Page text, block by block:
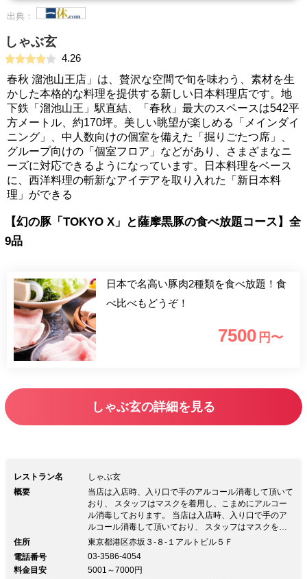
出典：
しゃぶ玄
4.26
春秋 溜池山王店」は、贅沢な空間で旬を味わう、素材を生
かした本格的な料理を提供する新しい日本料理店です。地
下鉄「溜池山王」駅直結、「春秋」最大のスペースは542平
方メートル、約170坪。美しい眺望が楽しめる「メインダイ
ニング」、中人数向けの個室を備えた「掘りごたつ席」、
グループ向けの「個室フロア」などがあり、さまざまなニ
ーズに対応できるようになっています。日本料理をベース
に、西洋料理の斬新なアイデアを取り入れた「新日本料
理」ができる
【幻の豚「TOKYO X」と薩摩黒豚の食べ放題コース】全
9品
日本で名高い豚肉2種類を食べ放題！食
べ比べもどうぞ！
7500 円〜
しゃぶ玄の詳細を見る
レストラン名
しゃぶ玄
概要
当店は入店時、入り口で手のアルコール消毒して頂いて
おり、 スタッフはマスクを着用し、こまめにアルコー
ル消毒しております。 当店は入店時、入り口で手のア
ルコール消毒して頂いており、 スタッフはマスクを着
用し、こまめにアルコール消毒しております。※ランチ
用時間を６０分とさせて頂く場合がございますので、ご
了承下さい。 現在、お客様の席間隔を空けてご案内を
住所
東京都港区赤坂３‐８‐１アルトビル５Ｆ
電話番号
03-3586-4054
料金目安
5001～7000円